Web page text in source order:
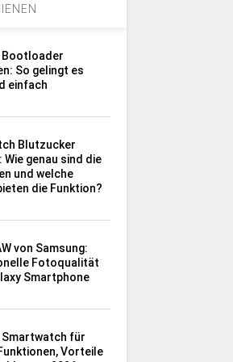
Bootloader
So gelingt es
einfach
Blutzucker
Wie genau sind die
und welche
die Funktion?
von Samsung:
Fotoqualität
Smartphone
Smartwatch für
Vorteile